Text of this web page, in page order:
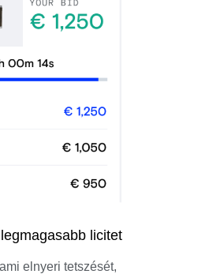
licitet
elnyeri tetszését,